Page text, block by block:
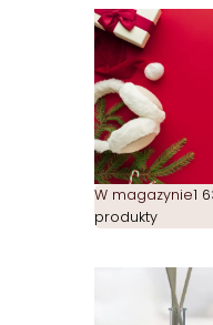
W magazynie1
produkty